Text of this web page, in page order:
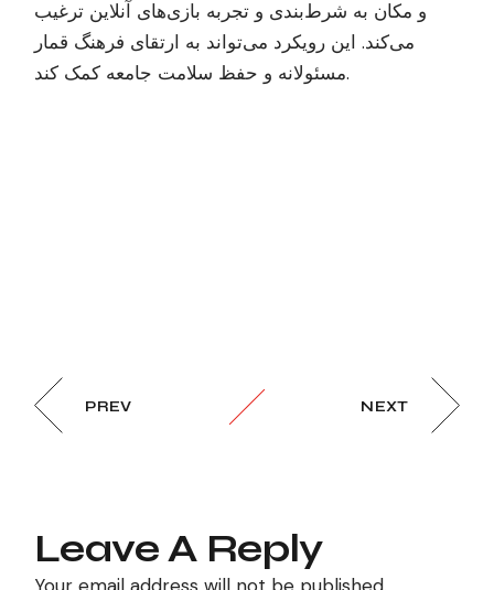
و مکان به شرط‌بندی و تجربه بازی‌های آنلاین ترغیب
می‌کند. این رویکرد می‌تواند به ارتقای فرهنگ قمار
مسئولانه و حفظ سلامت جامعه کمک کند.
PREV NEXT
Leave A Reply